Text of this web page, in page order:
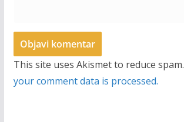
This site uses Akismet to reduce spam.
your comment data is processed.